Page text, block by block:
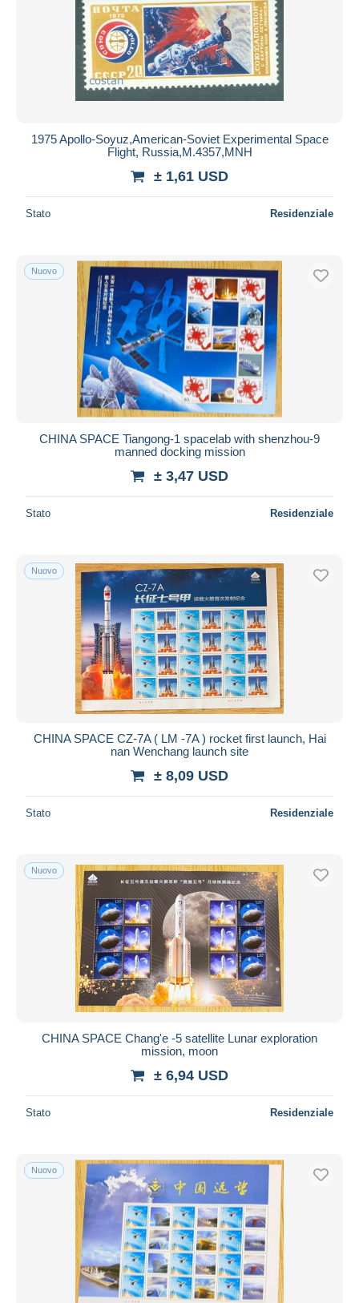
1975 Apollo-Soyuz,American-Soviet Experimental Space
Flight, Russia,M.4357,MNH
± 1,61 USD
Stato Residenziale
Nuovo
CHINA SPACE Tiangong-1 spacelab with shenzhou-9
manned docking mission
± 3,47 USD
Stato Residenziale
Nuovo
CHINA SPACE CZ-7A ( LM -7A ) rocket first launch, Hai
nan Wenchang launch site
± 8,09 USD
Stato Residenziale
Nuovo
CHINA SPACE Chang'e -5 satellite Lunar exploration
mission, moon
± 6,94 USD
Stato Residenziale
Nuovo